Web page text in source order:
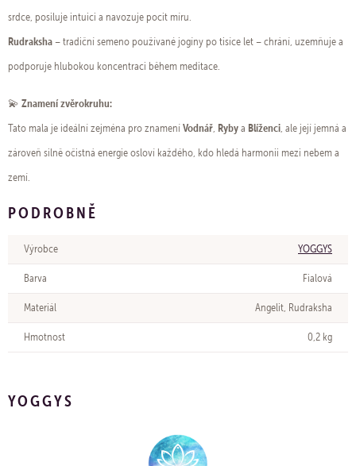
srdce, posiluje intuici a navozuje pocit míru.
Rudraksha– tradiční semeno používané jogíny po tisíce let – chrání, uzemňuje a
podporuje hlubokou koncentraci během meditace.
💫 Znamení zvěrokruhu:
Tato mala je ideální zejména pro znameníVodnář, Rybya Blíženci, ale její jemná a
zároveň silně očistná energie osloví každého, kdo hledá harmonii mezi nebem a
zemí.
PODROBNĚ
Výrobce YOGGYS
Barva Fialová
Materiál Angelit, Rudraksha
Hmotnost 0,2 kg
YOGGYS